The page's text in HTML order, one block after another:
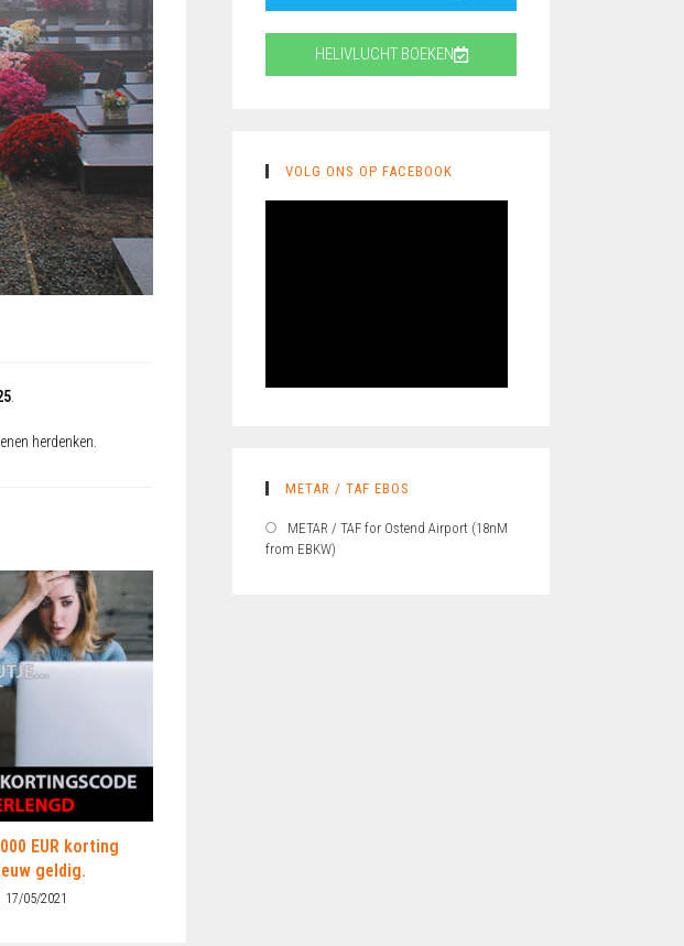
herdenken.
EUR korting
geldig.
17/05/2021
HELIVLUCHT BOEKEN
VOLG ONS OP FACEBOOK
METAR / TAF EBOS
METAR / TAF for Ostend Airport (18nM
from EBKW)